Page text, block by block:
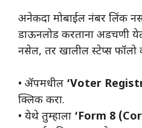
​अनेकदा मोबाईल नंबर लिंक
डाऊनलोड करताना अडचणी
नसेल, तर खालील स्टेप्स फॉलो
• ​ॲपमधील ‘Voter
क्लिक करा.
• ​येथे तुम्हाला ‘Form 8